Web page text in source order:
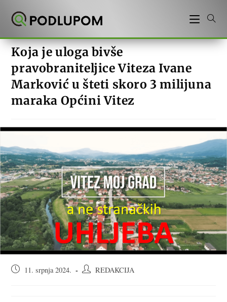
Koja je uloga bivše
pravobraniteljice Viteza Ivane
Marković u šteti skoro 3 milijuna
maraka Općini Vitez
Objava11. srpnja 2024.
AutorREDAKCIJA